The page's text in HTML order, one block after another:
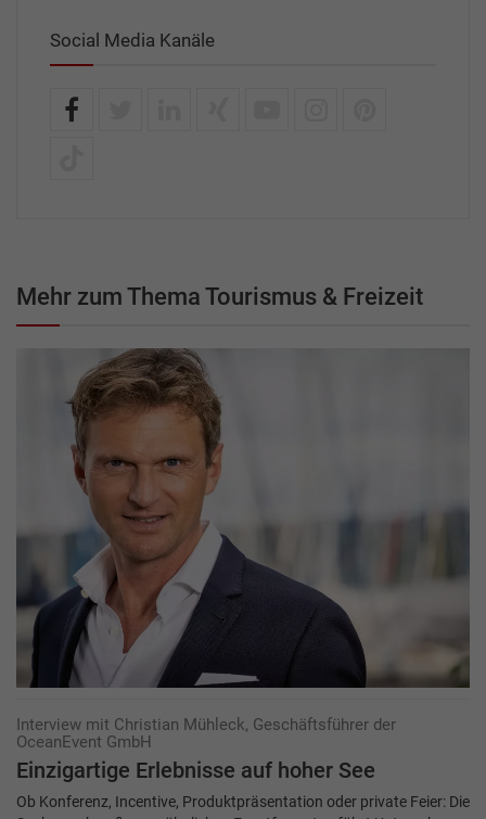
Social Media Kanäle
Mehr zum Thema Tourismus & Freizeit
Interview mit Christian Mühleck, Geschäftsführer der
OceanEvent GmbH
Einzigartige Erlebnisse auf hoher See
Ob Konferenz, Incentive, Produktpräsentation oder private Feier: Die